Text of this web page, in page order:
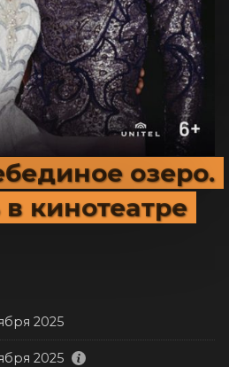
озеро.
кинотеатре
2025
2025